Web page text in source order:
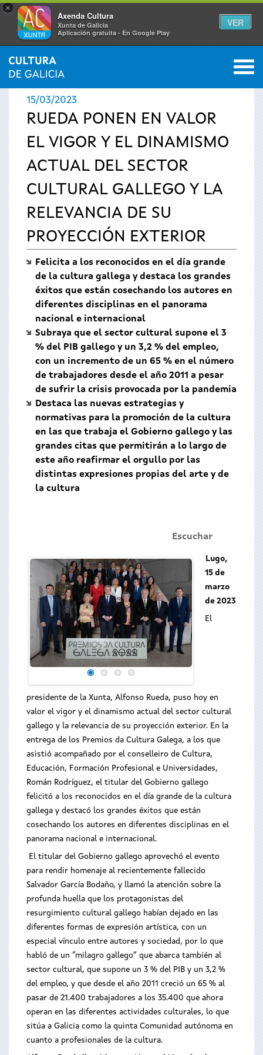
×
Axenda Cultura
Xunta de Galicia
Aplicación gratuíta - En Google Play
VER
Se
encuentra
usted
aquí
INICIO › ACTUALIDAD 0
15/03/2023
RUEDA PONEN EN VALOR
EL VIGOR Y EL DINAMISMO
ACTUAL DEL SECTOR
CULTURAL GALLEGO Y LA
RELEVANCIA DE SU
PROYECCIÓN EXTERIOR
Felicita a los reconocidos en el día grande
de la cultura gallega y destaca los grandes
éxitos que están cosechando los autores en
diferentes disciplinas en el panorama
nacional e internacional
Subraya que el sector cultural supone el 3
% del PIB gallego y un 3,2 % del empleo,
con un incremento de un 65 % en el número
de trabajadores desde el año 2011 a pesar
de sufrir la crisis provocada por la pandemia
Destaca las nuevas estrategias y
normativas para la promoción de la cultura
en las que trabaja el Gobierno gallego y las
grandes citas que permitirán a lo largo de
este año reafirmar el orgullo por las
distintas expresiones propias del arte y de
la cultura
Escuchar
Lugo,
15 de
marzo
de 2023
El
presidente de la Xunta, Alfonso Rueda, puso hoy en
valor el vigor y el dinamismo actual del sector cultural
gallego y la relevancia de su proyección exterior. En la
entrega de los Premios da Cultura Galega, a los que
asistió acompañado por el conselleiro de Cultura,
Educación, Formación Profesional e Universidades,
Román Rodríguez, el titular del Gobierno gallego
felicitó a los reconocidos en el día grande de la cultura
gallega y destacó los grandes éxitos que están
cosechando los autores en diferentes disciplinas en el
panorama nacional e internacional.
El titular del Gobierno gallego aprovechó el evento
para rendir homenaje al recientemente fallecido
Salvador García Bodaño, y llamó la atención sobre la
profunda huella que los protagonistas del
resurgimiento cultural gallego habían dejado en las
diferentes formas de expresión artística, con un
especial vínculo entre autores y sociedad, por lo que
habló de un “milagro gallego” que abarca también al
sector cultural, que supone un 3 % del PIB y un 3,2 %
del empleo, y que desde el año 2011 creció un 65 % al
pasar de 21.400 trabajadores a los 35.400 que ahora
operan en las diferentes actividades culturales, lo que
sitúa a Galicia como la quinta Comunidad autónoma en
cuanto a profesionales de la cultura.